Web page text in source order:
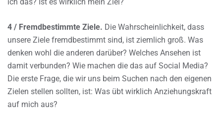
4 / Fremdbestimmte Ziele. Die Wahrscheinlichkeit, dass
unsere Ziele fremdbestimmt sind, ist ziemlich groß. Was
denken wohl die anderen darüber? Welches Ansehen ist
damit verbunden? Wie machen die das auf Social Media?
Die erste Frage, die wir uns beim Suchen nach den eigenen
Zielen stellen sollten, ist: Was übt wirklich Anziehungskraft
auf mich aus?